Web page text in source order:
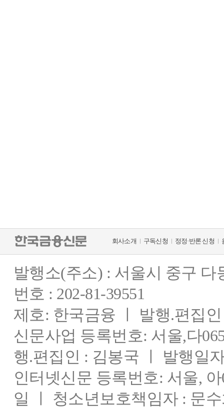
회사소개 구독신청 정정·반론 신청
발행소(주소) : 서울시 중구
번호 : 202-81-39551
제호: 한국금융 ㅣ 발행.편집
신문사업 등록번호: 서울,다
행.편집인 : 김봉국 ㅣ 발행일
인터넷신문 등록번호: 서울,
일 ㅣ 청소년보호책임자 : 문